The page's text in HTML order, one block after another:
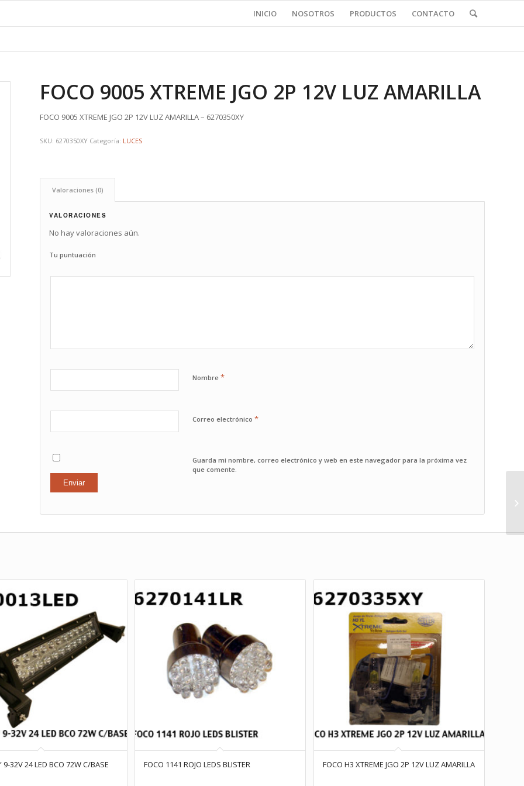
INICIO NOSOTROS PRODUCTOS CONTACTO
FOCO 9005 XTREME JGO 2P 12V LUZ AMARILLA
FOCO 9005 XTREME JGO 2P 12V LUZ AMARILLA – 6270350XY
SKU: 6270350XY Categoría: LUCES
Valoraciones (0)
VALORACIONES
No hay valoraciones aún.
Tu puntuación
1
2
3
4
5
Nombre*
Correo electrónico*
Guarda mi nombre, correo electrónico y web en este navegador para la próxima vez
que comente.
9-32V 24 LED BCO 72W C/BASE FOCO 1141 ROJO LEDS BLISTER FOCO H3 XTREME JGO 2P 12V LUZ AMARILLA